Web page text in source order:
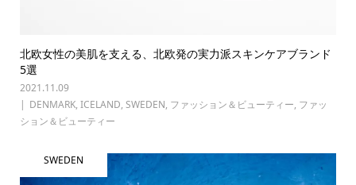
北欧女性の美肌を支える、北欧発の実力派スキンケアブランド
5選
2021.11.09
DENMARK, ICELAND, SWEDEN, ファッション＆ビューティー, ファッ
ション＆ビューティー
SWEDEN